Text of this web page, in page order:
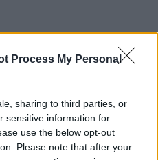
Process My Personal
sharing to third parties, or
sensitive information for
use the below opt-out
Please note that after your
Olaszországban
nem védett meg senki –